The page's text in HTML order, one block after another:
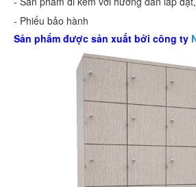
- Phiếu bảo hành
Sản phẩm được sản xuất bởi công ty